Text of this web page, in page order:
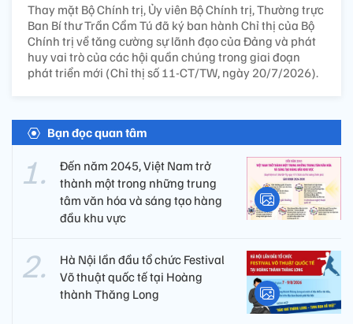
Thay mặt Bộ Chính trị, Ủy viên Bộ Chính trị, Thường trực
Ban Bí thư Trần Cẩm Tú đã ký ban hành Chỉ thị của Bộ
Chính trị về tăng cường sự lãnh đạo của Đảng và phát
huy vai trò của các hội quần chúng trong giai đoạn
phát triển mới (Chỉ thị số 11-CT/TW, ngày 20/7/2026).
Bạn đọc quan tâm
Đến năm 2045, Việt Nam trở
thành một trong những trung
tâm văn hóa và sáng tạo hàng
đầu khu vực
Hà Nội lần đầu tổ chức Festival
Võ thuật quốc tế tại Hoàng
thành Thăng Long